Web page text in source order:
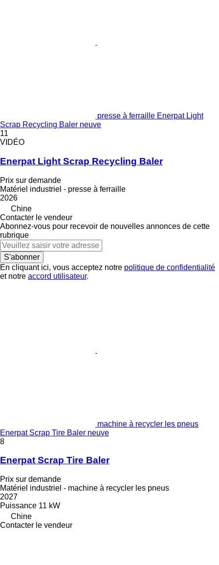
presse à ferraille Enerpat Light
Scrap Recycling Baler neuve
11
VIDÉO
Enerpat Light Scrap Recycling Baler
Prix sur demande
Matériel industriel - presse à ferraille
2026
Chine
Contacter le vendeur
Abonnez-vous pour recevoir de nouvelles annonces de cette
rubrique
S'abonner
En cliquant ici, vous acceptez notre politique de confidentialité
et notre accord utilisateur.
machine à recycler les pneus
Enerpat Scrap Tire Baler neuve
8
Enerpat Scrap Tire Baler
Prix sur demande
Matériel industriel - machine à recycler les pneus
2027
Puissance 11 kW
Chine
Contacter le vendeur